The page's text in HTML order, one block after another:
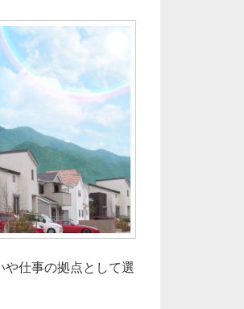
仕事の拠点として選
動産売却市場の特徴と戦略を徹底解説